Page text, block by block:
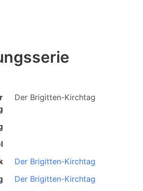
Der Brigitten-Kirchtag
Der Brigitten-Kirchtag
Der Brigitten-Kirchtag